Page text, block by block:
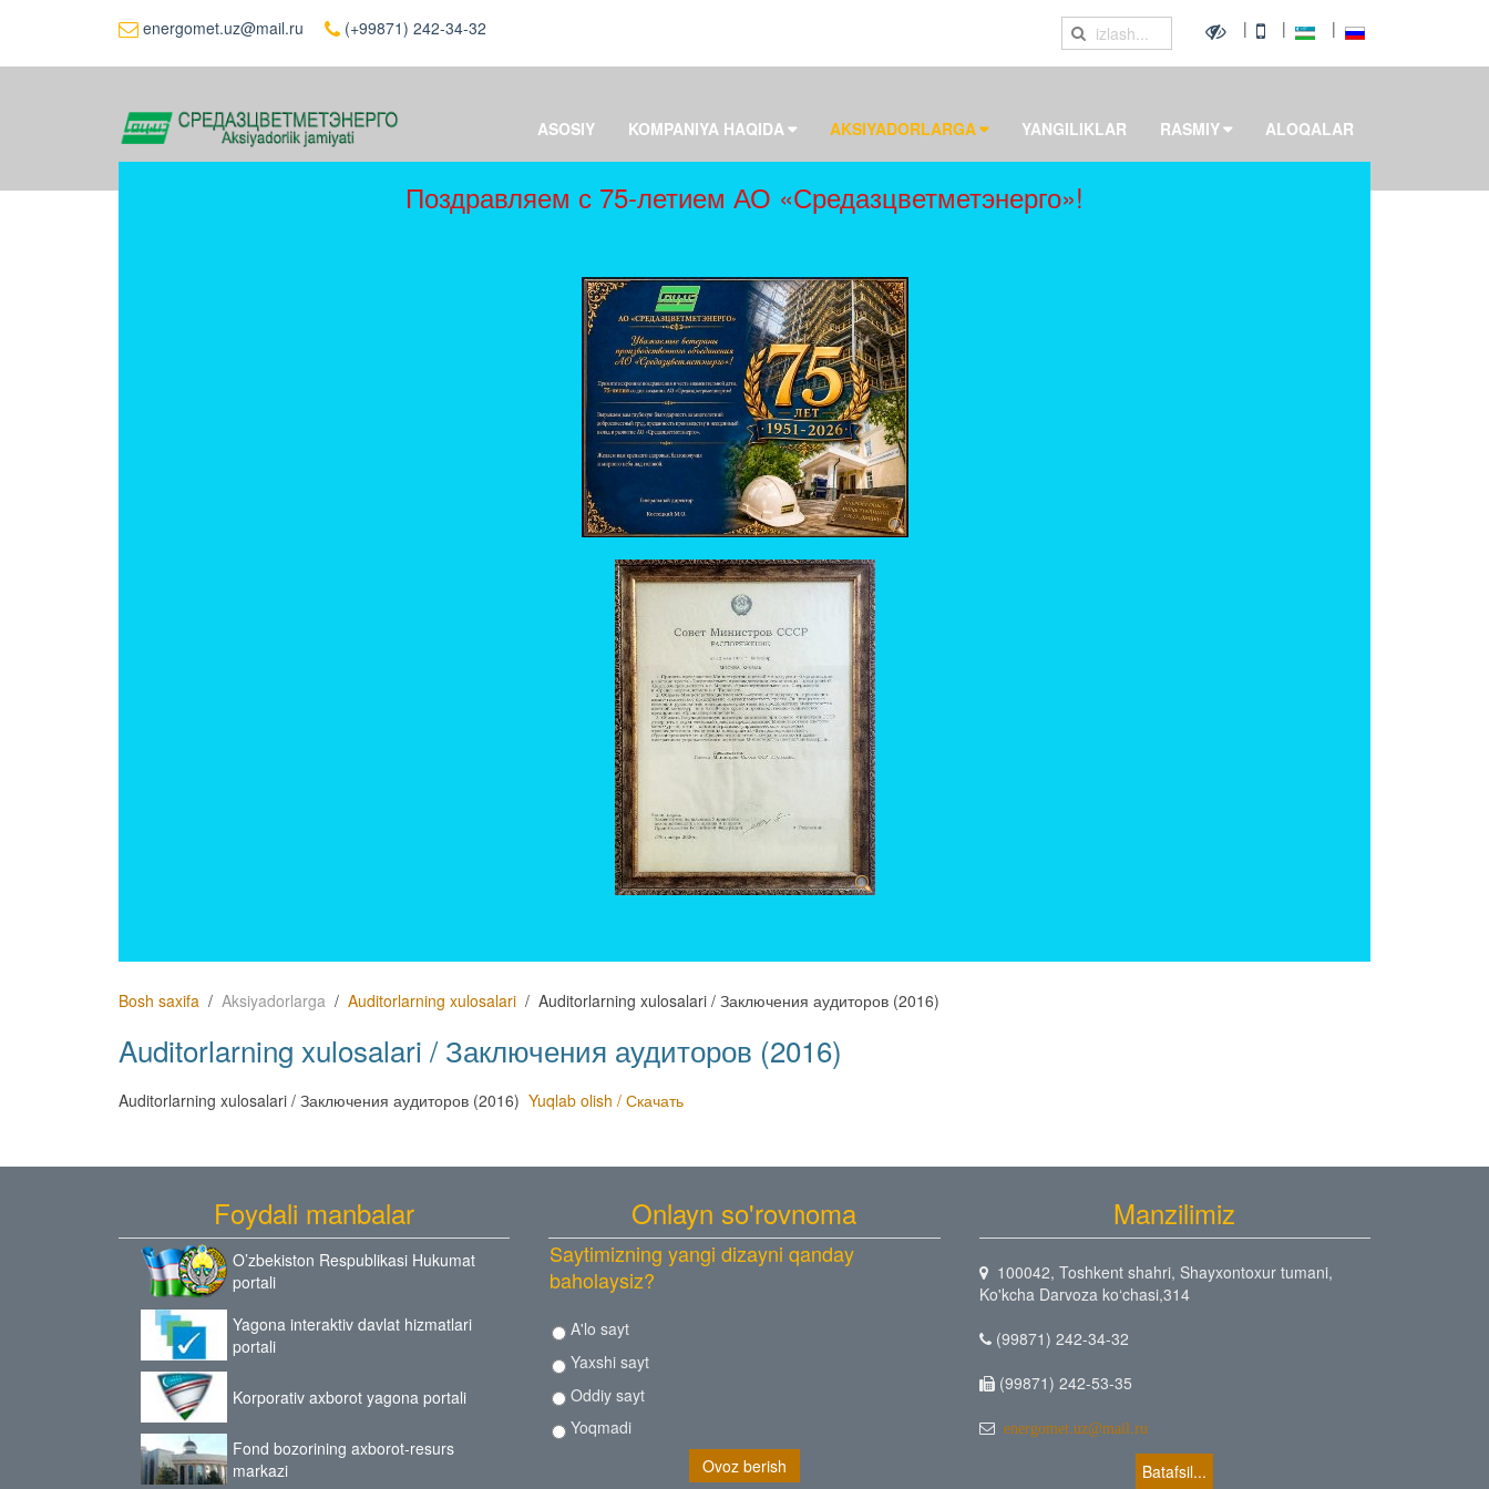
energomet.uz@mail.ru (+99871) 242-34-32 | | |
ASOSIY KOMPANIYA HAQIDA AKSIYADORLARGA YANGILIKLAR RASMIY ALOQALAR
Поздравляем с 75-летием АО «Средазцветметэнерго»!
Bosh saxifa Aksiyadorlarga Auditorlarning xulosalari Auditorlarning xulosalari / Заключения аудиторов (2016)
Auditorlarning xulosalari / Заключения аудиторов (2016)
Auditorlarning xulosalari / Заключения аудиторов (2016) Yuqlab olish / Скачать
Foydali manbalar
O’zbekiston Respublikasi Hukumat
portali
Yagona interaktiv davlat hizmatlari
portali
Korporativ axborot yagona portali
Fond bozorining axborot-resurs
markazi
Onlayn so'rovnoma
Saytimizning yangi dizayni qanday
baholaysiz?
A'lo sayt
Yaxshi sayt
Oddiy sayt
Yoqmadi
Manzilimiz
100042, Toshkent shahri, Shayxontoxur tumani,
Ko'kcha Darvoza ko‘chasi,314
(99871) 242-34-32
(99871) 242-53-35
energomet.uz@mail.ru
Batafsil...